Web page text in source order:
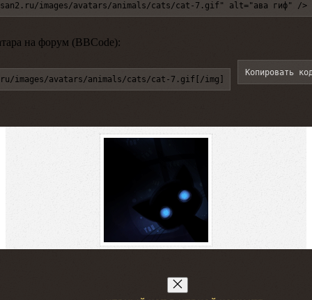
images/avatars/animals/cats/cat-7.gif" alt="ава гиф" />
на форум (BBCode):
images/avatars/animals/cats/cat-7.gif[/img]
Копировать